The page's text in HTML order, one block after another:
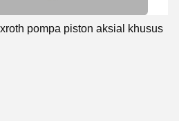
pompa piston aksial khusus